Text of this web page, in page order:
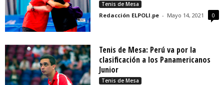
Tenis de Mesa
Redacción ELPOLI.pe - Mayo 14, 2021 0
Tenis de Mesa: Perú va por la
clasificación a los Panamericanos
Junior
Tenis de Mesa